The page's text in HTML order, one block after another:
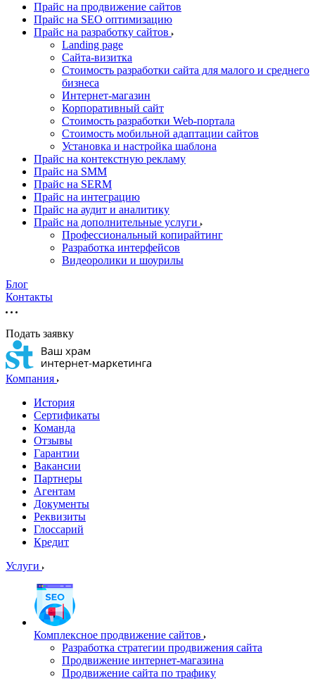
Прайс на продвижение сайтов
Прайс на SEO оптимизацию
Прайс на разработку сайтов
Landing page
Cайта-визитка
Стоимость разработки сайта для малого и среднего
бизнеса
Интернет-магазин
Корпоративный сайт
Стоимость разработки Web-портала
Стоимость мобильной адаптации сайтов
Установка и настройка шаблона
Прайс на контекстную рекламу
Прайс на SMM
Прайс на SERM
Прайс на интеграцию
Прайс на аудит и аналитику
Прайс на дополнительные услуги
Профессиональный копирайтинг
Разработка интерфейсов
Видеоролики и шоурилы
Блог
Контакты
Подать заявку
Компания
История
Сертификаты
Команда
Отзывы
Гарантии
Вакансии
Партнеры
Агентам
Документы
Реквизиты
Глоссарий
Кредит
Услуги
Комплексное продвижение сайтов
Разработка стратегии продвижения сайта
Продвижение интернет-магазина
Продвижение сайта по трафику